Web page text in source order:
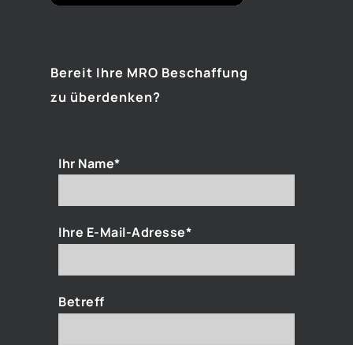
Bereit Ihre MRO Beschaffung
zu überdenken?
Ihr Name*
Ihre E-Mail-Adresse*
Betreff